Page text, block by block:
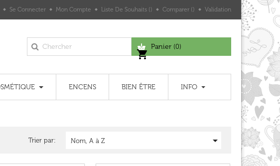
Se Connecter Mon Compte Liste De Souhaits Comparer Validation
shopping_cart
Panier (0)
ENCENS BIEN ÊTRE INFO
Trier par: Nom, A à Z 